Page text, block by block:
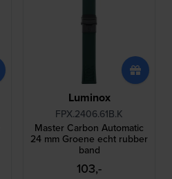
Luminox
FPX.2406.61B.K
Master Carbon Automatic
24 mm Groene echt rubber
band
103,-